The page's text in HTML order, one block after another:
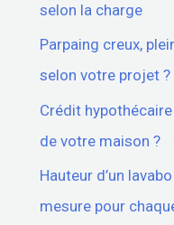
selon la charge
Parpaing creux,
selon votre projet ?
Crédit
de votre maison ?
Hauteur d’un
mesure pour